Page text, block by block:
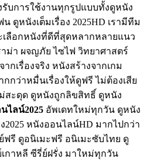
บการใช้งานทุกรูปแบบทั้งดูหนัง
ดูหนังเต็มเรื่อง 2025HD เรามีทีม
ลือกหนังที่ดีที่สุดหลากหลายแนว
ม่า ผจญภัย ไซไฟ วิทยาศาสตร์
เรื่องจริง หนังสร้างจากเกม
กว่าหมื่นเรื่องให้ดูฟรี ไม่ต้องเสีย
ม่สะดุด ดูหนังถูกลิขสิทธิ์ ดูหนัง
ไลน์2025 อัพเดทใหม่ทุกวัน ดูหนัง
หนังออนไลน์HD มากไปกว่า
รี ดูอนิเมะฟรี อนิเมะซับไทย ดู
กาหลี ซีรี่ย์ฝรั่ง มาใหม่ทุกวัน